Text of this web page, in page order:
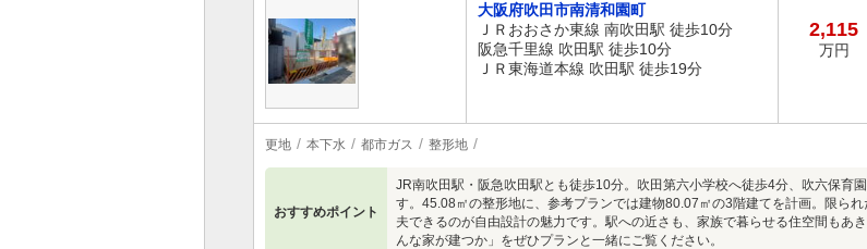
大阪府吹田市南清和園町
ＪＲおおさか東線 南吹田駅 徒歩10分
阪急千里線 吹田駅 徒歩10分
ＪＲ東海道本線 吹田駅 徒歩19分
2,115
万円
更地 本下水 都市ガス 整形地
おすすめポイント
JR南吹田駅・阪急吹田駅とも徒歩10分。吹田第六小学校へ徒歩4分、吹六保育
す。45.08㎡の整形地に、参考プランでは建物80.07㎡の3階建てを計画。限ら
夫できるのが自由設計の魅力です。駅への近さも、家族で暮らせる住空間もあ
んな家が建つか」をぜひプランと一緒にご覧ください。